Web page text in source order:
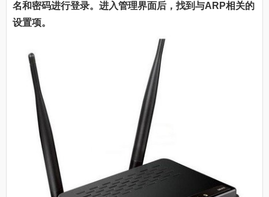
名和密码进行登录。进入管理界面后，找到与ARP相关的
设置项。